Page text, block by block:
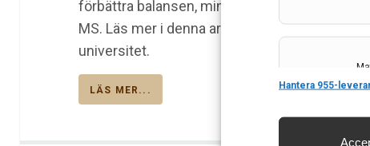
Hantera 955-
förbättra balansen, minska antalet fall och
MS. Läs mer i denna artikel av Anna Carling,
universitet.
LÄS MER...